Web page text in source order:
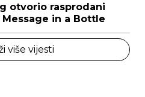
otvorio rasprodani
in a Bottle
više vijesti